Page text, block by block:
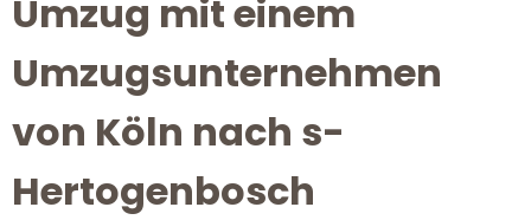
Umzug mit einem
Umzugsunternehmen
von Köln nach s-
Hertogenbosch